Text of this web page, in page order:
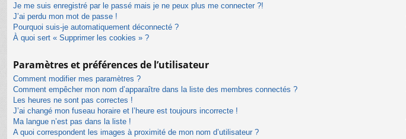
Je me suis enregistré par le passé mais je ne peux plus me connecter ?!
J’ai perdu mon mot de passe !
Pourquoi suis-je automatiquement déconnecté ?
À quoi sert « Supprimer les cookies » ?
Paramètres et préférences de l’utilisateur
Comment modifier mes paramètres ?
Comment empêcher mon nom d’apparaître dans la liste des membres connectés ?
Les heures ne sont pas correctes !
J’ai changé mon fuseau horaire et l’heure est toujours incorrecte !
Ma langue n’est pas dans la liste !
A quoi correspondent les images à proximité de mon nom d’utilisateur ?